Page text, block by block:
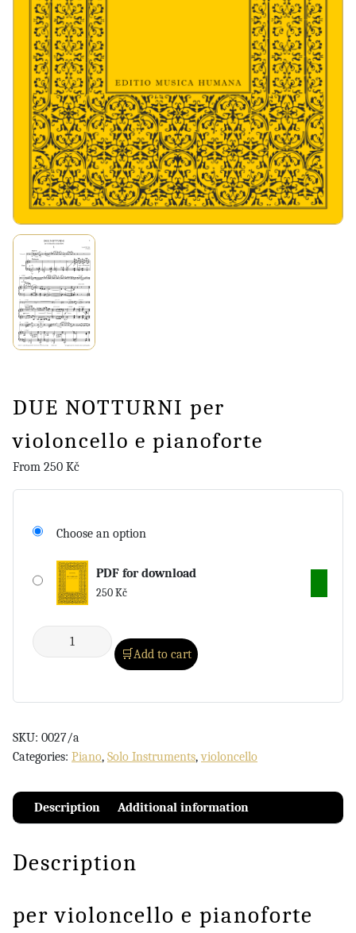
DUE NOTTURNI per
violoncello e pianoforte
From 250 Kč
Choose an option
PDF for download
250Kč
Add to cart
SKU: 0027/a
Categories: Piano, Solo Instruments,violoncello
Description Additional information
Description
per violoncello e pianoforte